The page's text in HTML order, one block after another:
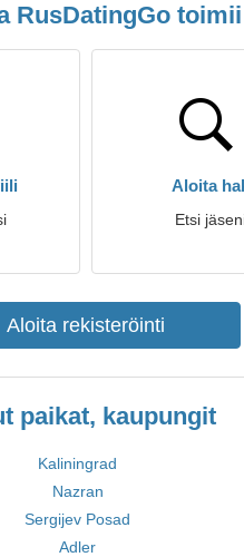
RusDatingGo toimii
Aloita
Etsi
Aloita rekisteröinti
paikat, kaupungit
Kaliningrad
Nazran
Sergijev Posad
Adler